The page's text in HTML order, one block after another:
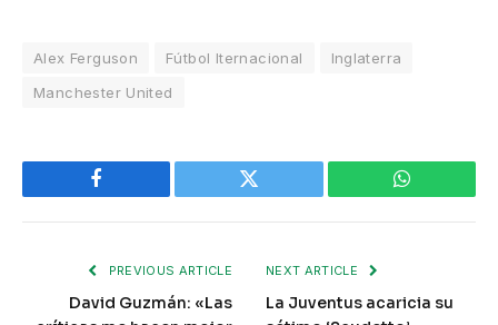
Alex Ferguson Fútbol Iternacional
Inglaterra
Manchester United
Facebook Twitter WhatsApp
PREVIOUS ARTICLE
David Guzmán: «Las
NEXT ARTICLE
La Juventus acaricia su